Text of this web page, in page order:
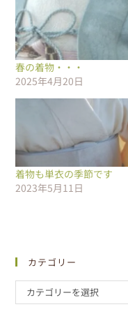
春の着物・・・
2025年4月20日
着物も単衣の季節です
2023年5月11日
カテゴリー
カテゴリーを選択